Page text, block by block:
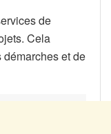
de
Cela
et de